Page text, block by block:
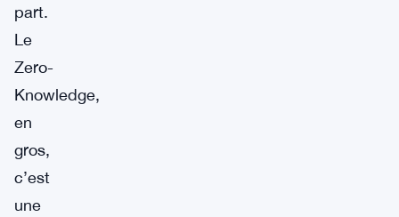
part.
Le
Zero-
Knowledge,
en
gros,
c’est
une